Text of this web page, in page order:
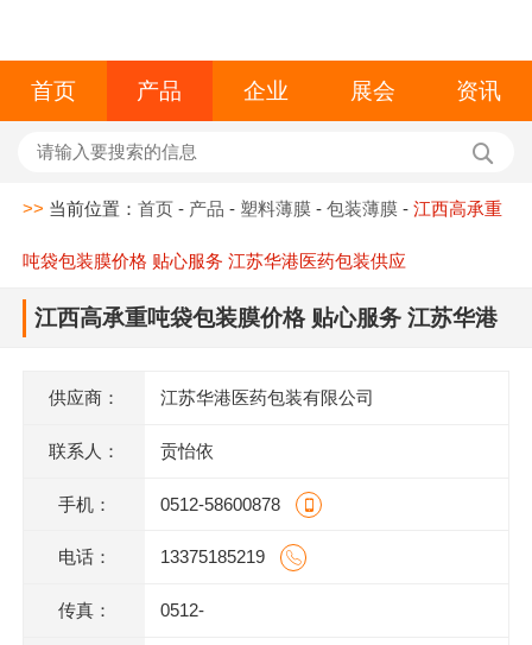
首页 产品 企业 展会 资讯
>> 当前位置：首页 - 产品 - 塑料薄膜 -包装薄膜 -江西高承重
吨袋包装膜价格 贴心服务 江苏华港医药包装供应
江西高承重吨袋包装膜价格 贴心服务 江苏华港
供应商： 江苏华港医药包装有限公司
联系人： 贡怡依
手机： 0512-58600878
电话： 13375185219
传真： 0512-